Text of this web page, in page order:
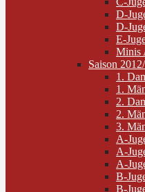
D-
D-
E-
Minis
Saison
1.
1.
2.
2.
3.
A-
A-
A-
B-
B-